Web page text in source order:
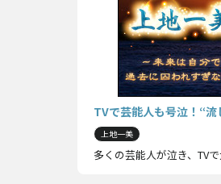
TVで芸能人も号泣！“流
上地一美
多くの芸能人が泣き、TV